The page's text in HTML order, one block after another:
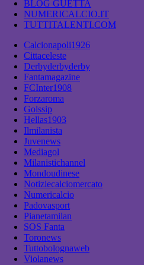
BLOG GUETTA
NUMERICALCIO.IT
TUTTITALENTI.COM
Calcionapoli1926
Cittaceleste
Derbyderbyderby
Fantamagazine
FCInter1908
Forzaroma
Golssip
Hellas1903
Ilmilanista
Juvenews
Mediagol
Milanistichannel
Mondoudinese
Notiziecalciomercato
Numericalcio
Padovasport
Pianetamilan
SOS Fanta
Toronews
Tuttobolognaweb
Violanews